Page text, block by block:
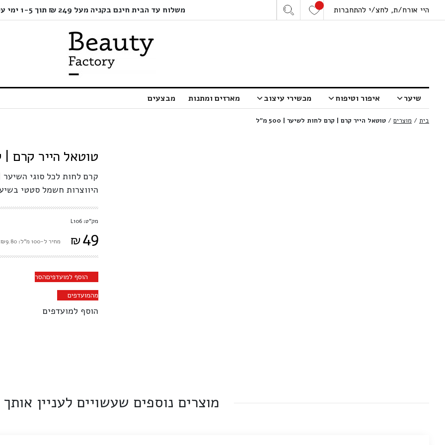
היי אורח/ת, לחצ/י להתחברות משלוח עד הבית חינם בקניה מעל 249 ₪ תוך 1-5 ימי עסקים בלבד!
שיער איפור וטיפוח מכשירי עיצוב מארזים ומתנות מבצעים
בית / מוצרים / טוטאל הייר קרם | קרם לחות לשיער | 500 מ”ל
טוטאל הייר קרם |
קרם לחות לכל סוגי
היווצרות חשמל סטטי
מק"ט: L106
₪49 מחיר ל-100 מ"ל: ₪9.80
הוסף למועדפיםהסר
מהמועדפים
הוסף למועדפים
מוצרים נוספים שעשויים לעניין אותך